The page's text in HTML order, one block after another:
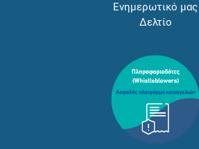
Ενημερωτικό μας
Δελτίο